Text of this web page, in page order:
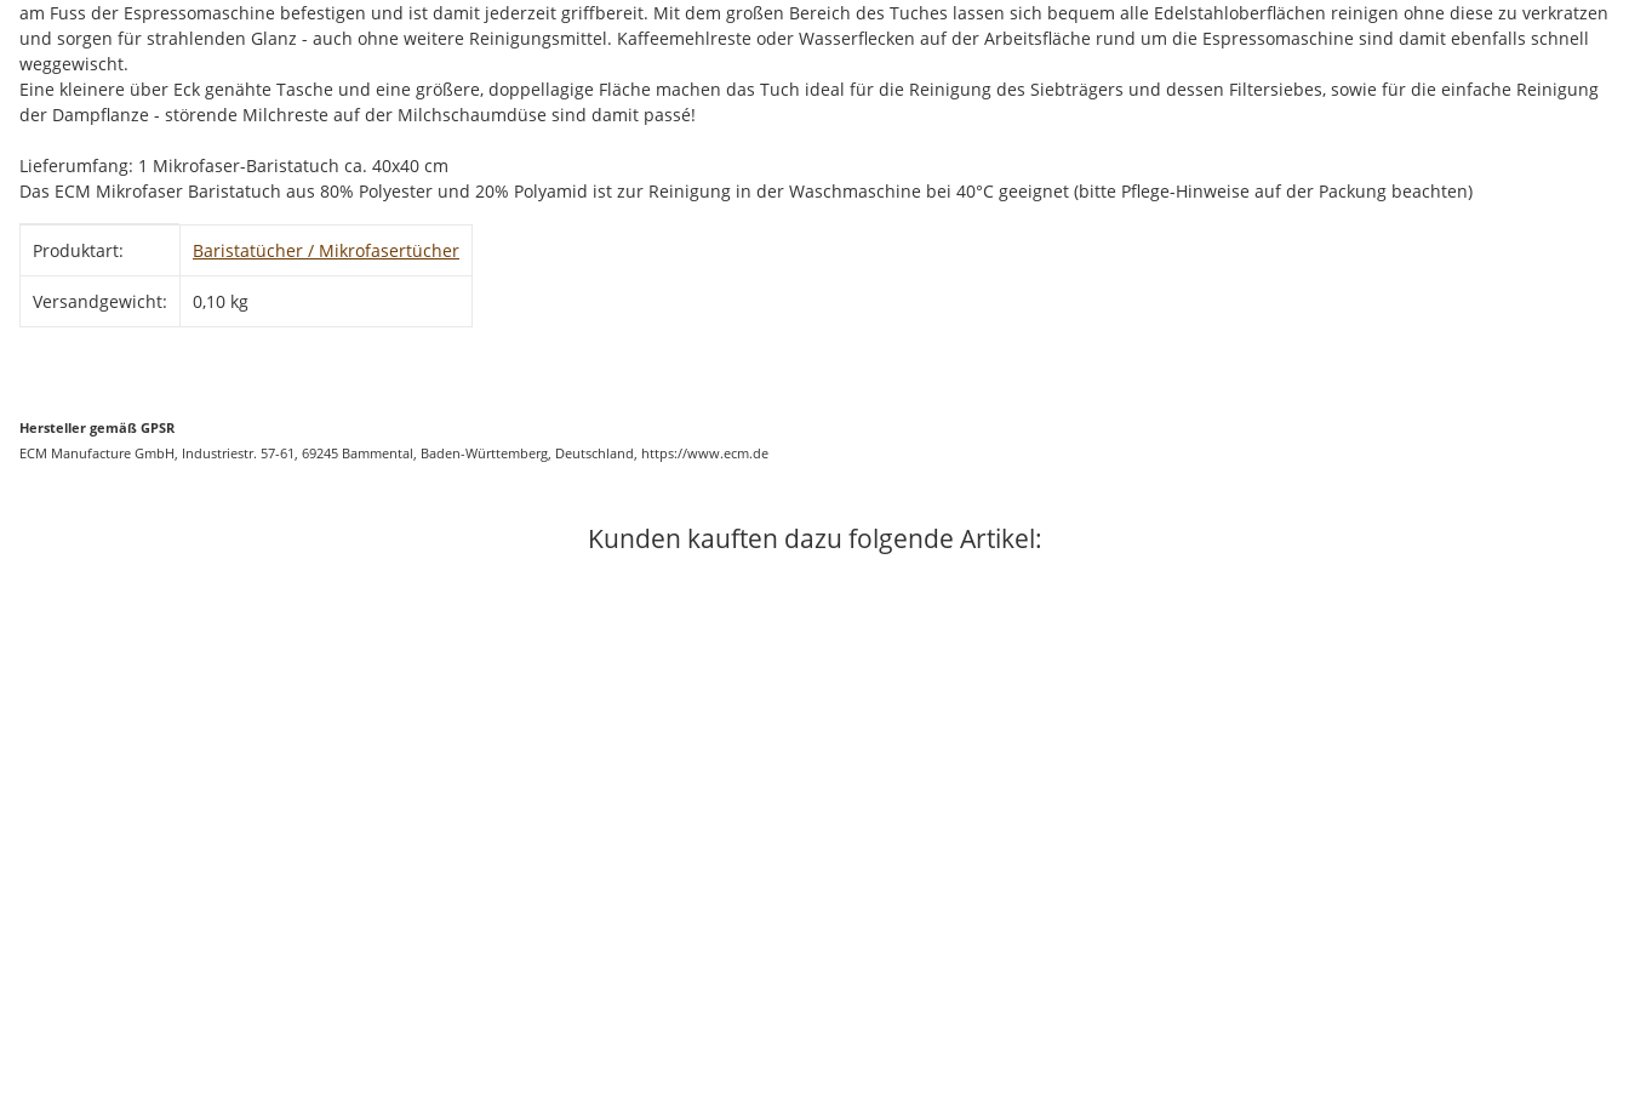
am Fuss der Espressomaschine befestigen und ist damit jederzeit griffbereit. Mit dem großen Bereich des Tuches lassen sich bequem alle Edelstahloberflächen reinigen ohne diese zu verkratzen
und sorgen für strahlenden Glanz - auch ohne weitere Reinigungsmittel. Kaffeemehlreste oder Wasserflecken auf der Arbeitsfläche rund um die Espressomaschine sind damit ebenfalls schnell
weggewischt.
Eine kleinere über Eck genähte Tasche und eine größere, doppellagige Fläche machen das Tuch ideal für die Reinigung des Siebträgers und dessen Filtersiebes, sowie für die einfache Reinigung
der Dampflanze - störende Milchreste auf der Milchschaumdüse sind damit passé!
Lieferumfang: 1 Mikrofaser-Baristatuch ca. 40x40 cm
Das ECM Mikrofaser Baristatuch aus 80% Polyester und 20% Polyamid ist zur Reinigung in der Waschmaschine bei 40°C geeignet (bitte Pflege-Hinweise auf der Packung beachten)
Produktart: Baristatücher / Mikrofasertücher
Versandgewicht: 0,10 kg
Hersteller gemäß GPSR
ECM Manufacture GmbH, Industriestr. 57-61, 69245 Bammental, Baden-Württemberg, Deutschland, https://www.ecm.de
Kunden kauften dazu folgende Artikel: